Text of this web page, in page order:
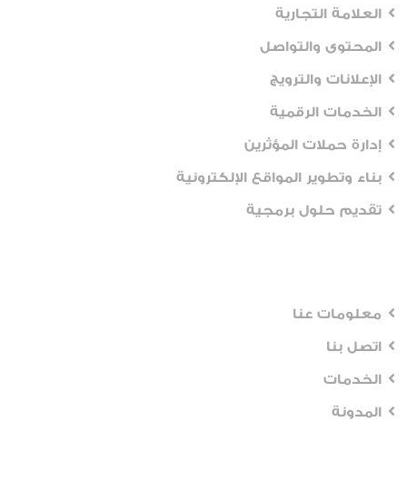
العلامة التجارية
المحتوى والتواصل
الإعلانات والترويج
الخدمات الرقمية
إدارة حملات المؤثرين
بناء وتطوير المواقع الإلكترونية
تقديم حلول برمجية
معلومات عنا
اتصل بنا
الخدمات
المدونة